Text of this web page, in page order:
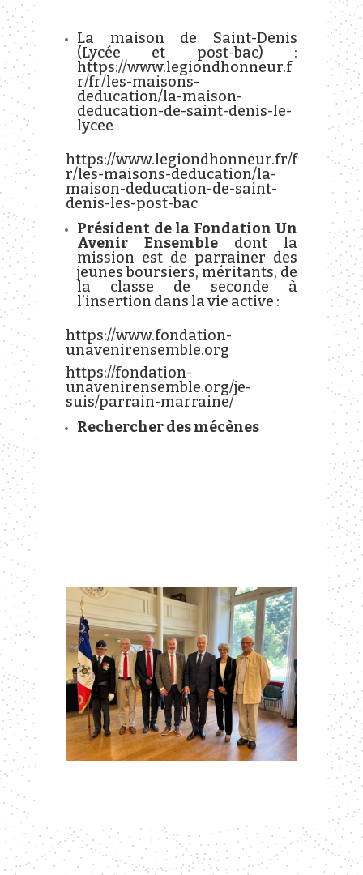
La maison de Saint-Denis
(Lycée et post-bac) :
https://www.legiondhonneur.f
r/fr/les-maisons-
deducation/la-maison-
deducation-de-saint-denis-le-
lycee
https://www.legiondhonneur.fr/f
r/les-maisons-deducation/la-
maison-deducation-de-saint-
denis-les-post-bac
Président de la Fondation Un
Avenir Ensembledont la
mission est de parrainer des
jeunes boursiers, méritants, de
la classe de seconde à
l’insertion dans la vie active :
https://www.fondation-
unavenirensemble.org
https://fondation-
unavenirensemble.org/je-
suis/parrain-marraine/
Rechercher des mécènes